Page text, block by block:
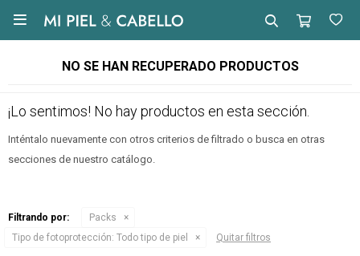

NO SE HAN RECUPERADO PRODUCTOS
¡Lo sentimos! No hay productos en esta sección.
Inténtalo nuevamente con otros criterios de filtrado o busca en otras
secciones de nuestro catálogo.
Filtrando por:
Packs
Tipo de fotoprotección: Todo tipo de piel Quitar filtros